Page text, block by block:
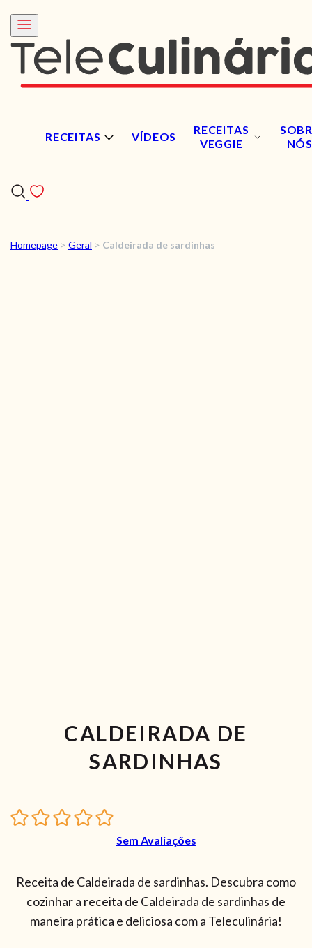
RECEITAS VÍDEOS
RECEITAS
VEGGIE
NÓS
RECEITAS
Homepage > Geral > Caldeirada de sardinhas
CALDEIRADA DE
SARDINHAS
Sem Avaliações
Receita de Caldeirada de sardinhas. Descubra como
cozinhar a receita de Caldeirada de sardinhas de
maneira prática e deliciosa com a Teleculinária!